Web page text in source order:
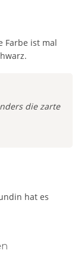
Farbe ist mal
die zarte
hat es